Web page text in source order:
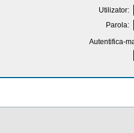
Utilizator:
Parola:
Autentifica-